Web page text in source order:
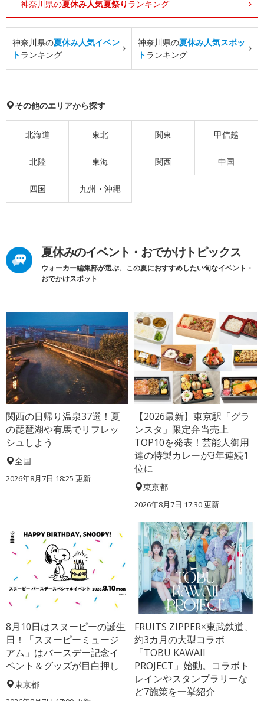
神奈川県の夏休み人気夏祭り ランキング
神奈川県の夏休み人気イベン
トランキング
神奈川県の夏休み人気スポッ
トランキング
その他のエリアから探す
北海道 東北 関東 甲信越
北陸 東海 関西 中国
四国 九州・沖縄
夏休みのイベント・おでかけトピックス
ウォーカー編集部が選ぶ、この夏におすすめしたい旬なイベント・
おでかけスポット
関西の日帰り温泉37選！夏
の琵琶湖や有馬でリフレッ
シュしよう
全国
2026年8月7日 18:25 更新
【2026最新】東京駅「グラ
ンスタ」限定弁当売上
TOP10を発表！芸能人御用
達の特製カレーが3年連続1
位に
東京都
2026年8月7日 17:30更新
8月10日はスヌーピーの誕生
日！「スヌーピーミュージ
アム」はバースデー記念イ
ベント＆グッズが目白押し
東京都
FRUITS ZIPPER×東武鉄道、
約3カ月の大型コラボ
「TOBU KAWAII
PROJECT」始動。コラボト
レインやスタンプラリーな
ど7施策を一挙紹介